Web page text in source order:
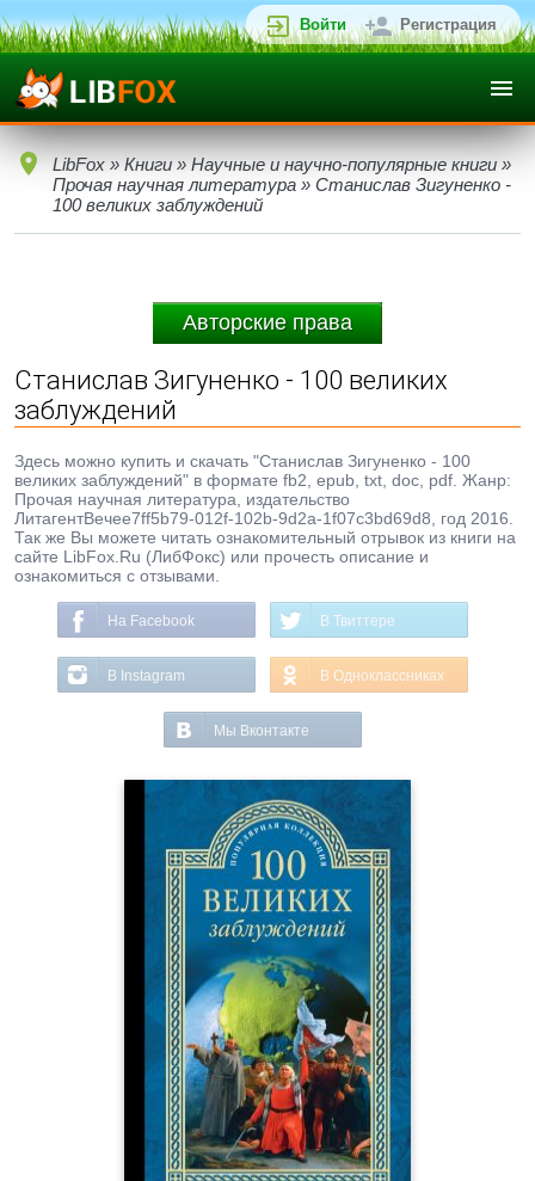
Войти Регистрация
LibFox » Книги » Научные и научно-популярные книги »
Прочая научная литература » Станислав Зигуненко -
100 великих заблуждений
Авторские права
Станислав Зигуненко - 100 великих
заблуждений
Здесь можно купить и скачать "Станислав Зигуненко - 100
великих заблуждений" в формате fb2, epub, txt, doc, pdf. Жанр:
Прочая научная литература, издательство
ЛитагентВечеe7ff5b79-012f-102b-9d2a-1f07c3bd69d8, год 2016.
Так же Вы можете читать ознакомительный отрывок из книги на
сайте LibFox.Ru (ЛибФокс) или прочесть описание и
ознакомиться с отзывами.
На Facebook В Твиттере
В Instagram В Одноклассниках
Мы Вконтакте